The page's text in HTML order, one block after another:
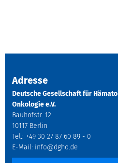
Adresse
Deutsche Gesellschaft für
Onkologie e.V.
Bauhofstr. 12
10117 Berlin
Tel.: +49 30 27 87 60 89 - 0
E-Mail: info@dgho.de